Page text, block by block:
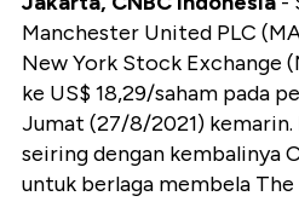
Manchester United PLC
New York Stock Exchange
ke US$ 18,29/saham pada
Jumat (27/8/2021)
seiring dengan kembalinya
untuk berlaga membela The